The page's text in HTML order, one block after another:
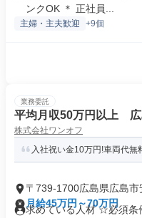
ンクOK ＊ 正社員...
主婦・主夫歓迎 +9個
業務委託
平均月収50万円以上 広
株式会社ワンオフ
入社祝い金10万円!車両代無
〒739-1700広島県広島市
月給45万円～70万円
求めている人材 ☆必須